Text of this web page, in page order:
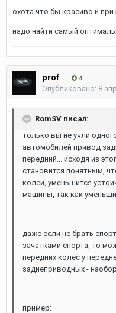
охота что бы красиво и
надо найти самый
prof 4
Опубликовано: 8
RomSV писал:
только вы не учли
автомобилей привод
передний... исходя из
становится понятным,
колеи, уменьшится
машины, так как
даже если не брать
зачатками спорта, то
передних колес у
заднеприводных -
пример: